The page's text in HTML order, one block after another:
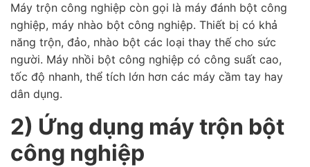
Máy trộn công nghiệp còn gọi là máy đánh bột công
nghiệp, máy nhào bột công nghiệp. Thiết bị có khả
năng trộn, đảo, nhào bột các loại thay thế cho sức
người. Máy nhồi bột công nghiệp có công suất cao,
tốc độ nhanh, thể tích lớn hơn các máy cầm tay hay
dân dụng.
2) Ứng dụng máy trộn bột
công nghiệp